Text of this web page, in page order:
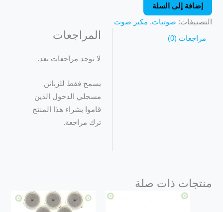
إضافة إلى السلة
التصنيفات: صوتيات, مكبر صوت
مراجعات (0) المراجعات
لا توجد مراجعات بعد.
يسمح فقط للزبائن
مسجلي الدخول الذين
قاموا بشراء هذا المنتج
ترك مراجعة.
منتجات ذات صلة